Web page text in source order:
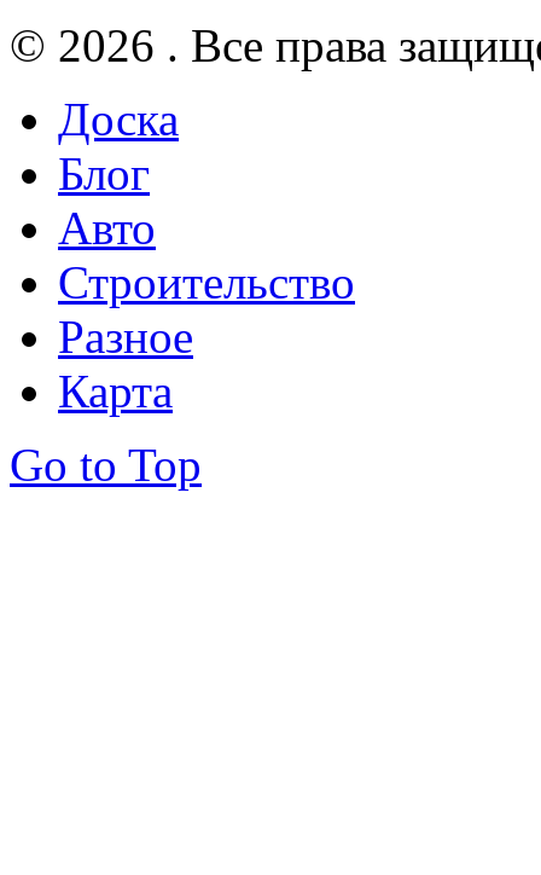
© 2026 . Все права
Доска
Блог
Авто
Строительство
Разное
Карта
Go to Top